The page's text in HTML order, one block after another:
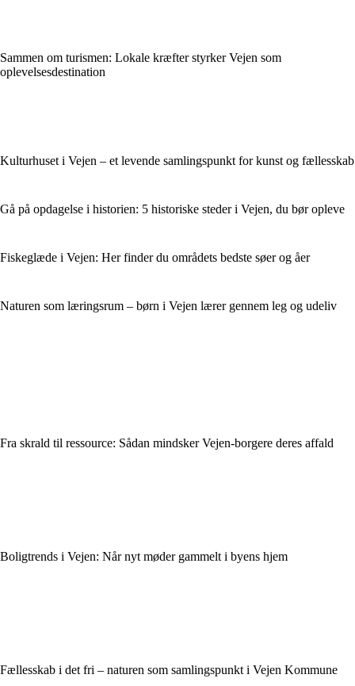
Sammen om turismen: Lokale kræfter styrker Vejen som
oplevelsesdestination
Kulturhuset i Vejen – et levende samlingspunkt for kunst og fællesskab
Gå på opdagelse i historien: 5 historiske steder i Vejen, du bør opleve
Fiskeglæde i Vejen: Her finder du områdets bedste søer og åer
Naturen som læringsrum – børn i Vejen lærer gennem leg og udeliv
Fra skrald til ressource: Sådan mindsker Vejen-borgere deres affald
Boligtrends i Vejen: Når nyt møder gammelt i byens hjem
Fællesskab i det fri – naturen som samlingspunkt i Vejen Kommune